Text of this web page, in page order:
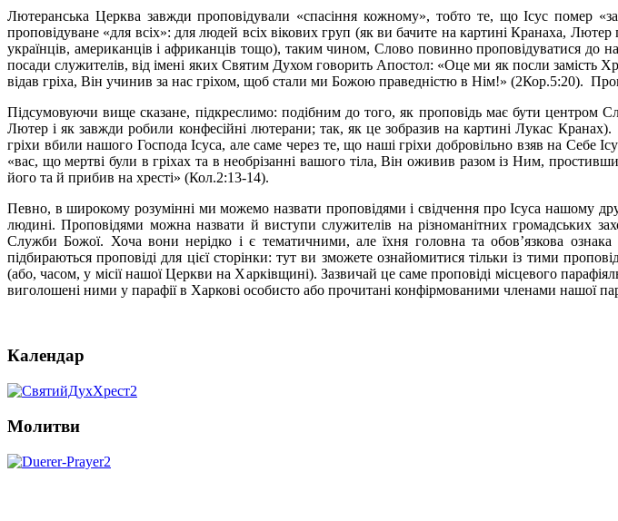
Лютеранська Церква завжди проповідували «спасіння кожному», тобто те, що Ісус помер
проповідуване «для всіх»: для людей всіх вікових груп (як ви бачите на картині Кранаха, Лютер
українців, американців і африканців тощо), таким чином, Слово повинно проповідуватися до
посади служителів, від імені яких Святим Духом говорить Апостол: «Оце ми як посли замість
відав гріха, Він учинив за нас гріхом, щоб стали ми Божою праведністю в Нім!» (2Кор.5:20).
Підсумовуючи вище сказане, підкреслимо: подібним до того, як проповідь має бути центром
Лютер і як завжди робили конфесійні лютерани; так, як це зобразив на картині Лукас
гріхи вбили нашого Господа Ісуса, але саме через те, що наші гріхи добровільно взяв на
«вас, що мертві були в гріхах та в необрізанні вашого тіла, Він оживив разом із Ним,
його та й прибив на хресті» (Кол.2:13-14).
Певно, в широкому розумінні ми можемо назвати проповідями і свідчення про Ісуса нашому
людині. Проповідями можна назвати й виступи служителів на різноманітних громадських
Служби Божої. Хоча вони нерідко і є тематичними, але їхня головна та обов’язкова
підбираються проповіді для цієї сторінки: тут ви зможете ознайомитися тільки із тими
(або, часом, у місії нашої Церкви на Харківщині). Зазвичай це саме проповіді місцевого
виголошені ними у парафії в Харкові особисто або прочитані конфірмованими членами нашої
Календар
Молитви